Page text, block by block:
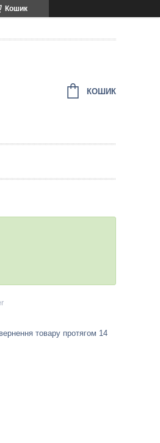
Кошик
КОШИК
товару протягом 14